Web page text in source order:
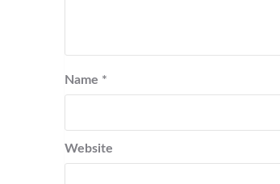
Name *
Website